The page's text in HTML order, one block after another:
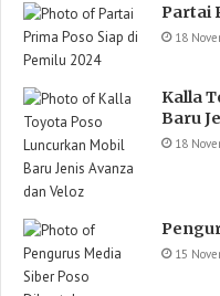
Partai
18
Kalla
Baru
18
15